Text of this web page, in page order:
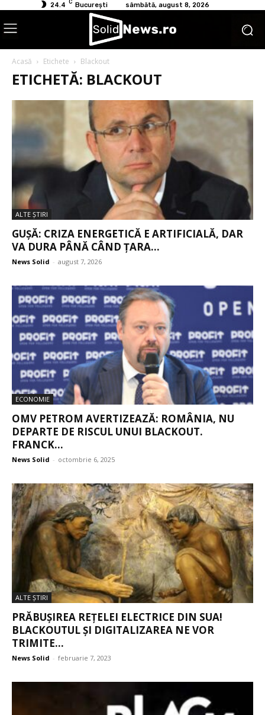
24.4 C București sâmbătă, august 8, 2026
Acasă Etichete Blackout
ETICHETĂ: BLACKOUT
ALTE ŞTIRI
GUȘĂ: CRIZA ENERGETICĂ E ARTIFICIALĂ, DAR
VA DURA PÂNĂ CÂND ȚARA...
News Solid - august 7, 2026
ECONOMIE
OMV PETROM AVERTIZEAZĂ: ROMÂNIA, NU
DEPARTE DE RISCUL UNUI BLACKOUT.
FRANCK...
News Solid - octombrie 6, 2025
ALTE ŞTIRI
PRĂBUȘIREA REȚELEI ELECTRICE DIN SUA!
BLACKOUTUL ȘI DIGITALIZAREA NE VOR
TRIMITE...
News Solid - februarie 7, 2023